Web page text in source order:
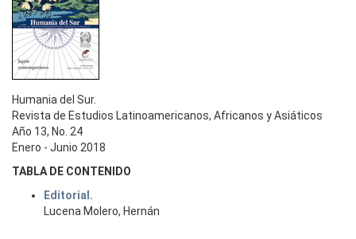
Humania del Sur.
Revista de Estudios Latinoamericanos, Africanos y Asiáticos
Año 13, No. 24
Enero - Junio 2018
TABLA DE CONTENIDO
Editorial.
Lucena Molero, Hernán